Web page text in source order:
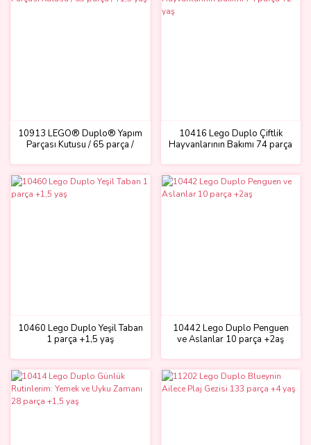
10913 LEGO® Duplo® Yapım
Parçası Kutusu / 65 parça /
10416 Lego Duplo Çiftlik
Hayvanlarının Bakımı 74 parça
10460 Lego Duplo Yeşil Taban
1 parça +1,5 yaş
10442 Lego Duplo Penguen
ve Aslanlar 10 parça +2aş